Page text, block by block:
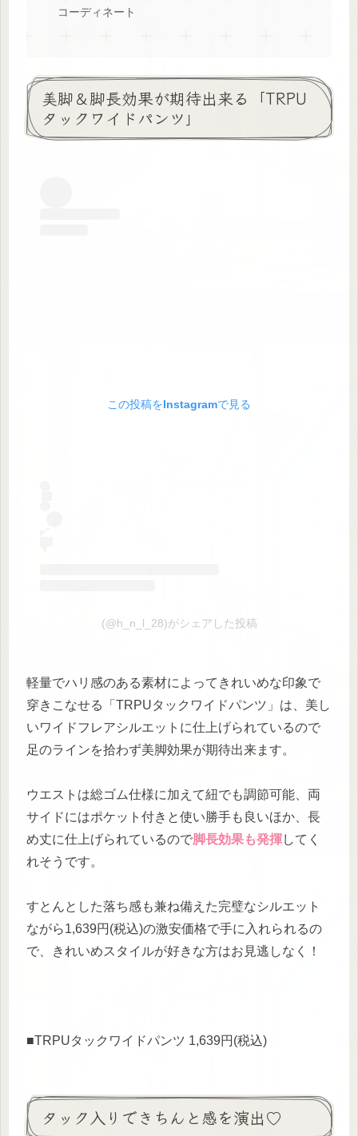
コーディネート
美脚＆脚長効果が期待出来る「TRPU
タックワイドパンツ」
この投稿をInstagramで見る
(@h_n_l_28)がシェアした投稿
軽量でハリ感のある素材によってきれいめな印象で
穿きこなせる「TRPUタックワイドパンツ」は、美し
いワイドフレアシルエットに仕上げられているので
足のラインを拾わず美脚効果が期待出来ます。
ウエストは総ゴム仕様に加えて紐でも調節可能、両
サイドにはポケット付きと使い勝手も良いほか、長
め丈に仕上げられているので脚長効果も発揮してく
れそうです。
すとんとした落ち感も兼ね備えた完璧なシルエット
ながら1,639円(税込)の激安価格で手に入れられるの
で、きれいめスタイルが好きな方はお見逃しなく！
■TRPUタックワイドパンツ 1,639円(税込)
タック入りできちんと感を演出♡